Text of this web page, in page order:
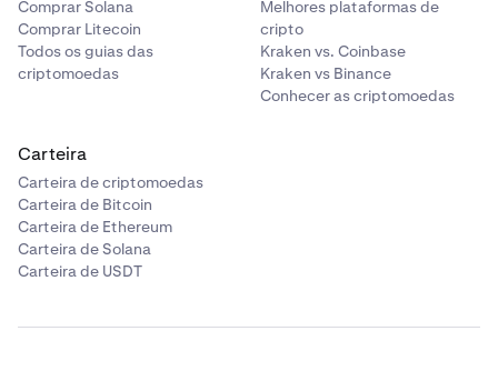
Comprar Solana
Comprar Litecoin
Todos os guias das
criptomoedas
Melhores plataformas de
cripto
Kraken vs. Coinbase
Kraken vs Binance
Conhecer as criptomoedas
Carteira
Carteira de criptomoedas
Carteira de Bitcoin
Carteira de Ethereum
Carteira de Solana
Carteira de USDT